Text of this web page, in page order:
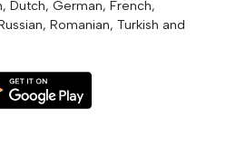
Dutch, German, French,
Romanian, Turkish and